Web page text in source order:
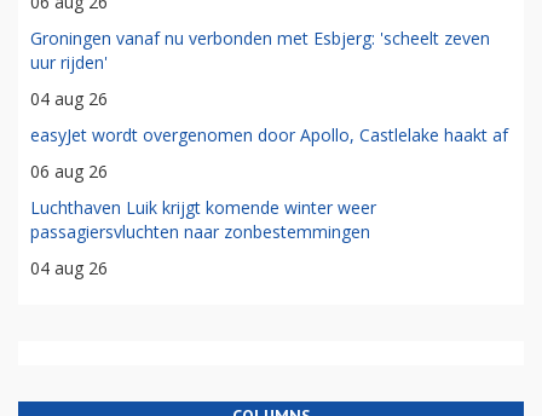
Groningen vanaf nu verbonden met Esbjerg: 'scheelt zeven
uur rijden'
04 aug 26
easyJet wordt overgenomen door Apollo, Castlelake haakt af
06 aug 26
Luchthaven Luik krijgt komende winter weer
passagiersvluchten naar zonbestemmingen
04 aug 26